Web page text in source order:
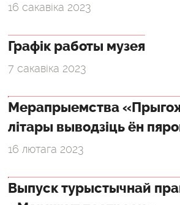
16 сакавіка 2023
Графік работы музея
7 сакавіка 2023
Мерапрыемства
літары выводзіць ён
16 лютага 2023
Выпуск турыстычнай